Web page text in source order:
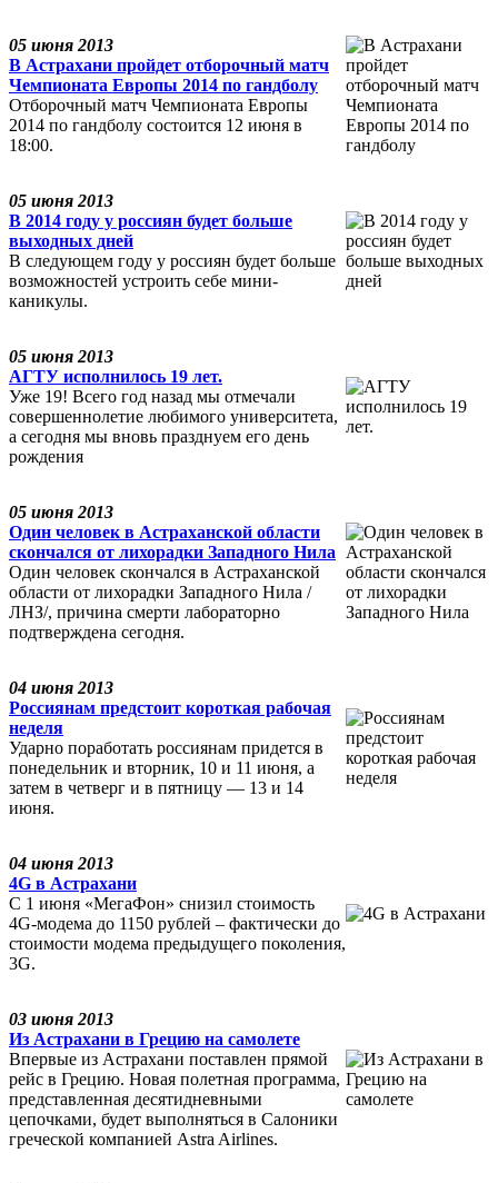
05 июня 2013
В Астрахани пройдет отборочный матч
Чемпионата Европы 2014 по гандболу
Отборочный матч Чемпионата Европы
2014 по гандболу состоится 12 июня в
18:00.
05 июня 2013
В 2014 году у россиян будет больше
выходных дней
В следующем году у россиян будет больше
возможностей устроить себе мини-
каникулы.
05 июня 2013
АГТУ исполнилось 19 лет.
Уже 19! Всего год назад мы отмечали
совершеннолетие любимого университета,
а сегодня мы вновь празднуем его день
рождения
05 июня 2013
Один человек в Астраханской области
скончался от лихорадки Западного Нила
Один человек скончался в Астраханской
области от лихорадки Западного Нила /
ЛНЗ/, причина смерти лабораторно
подтверждена сегодня.
04 июня 2013
Россиянам предстоит короткая рабочая
неделя
Ударно поработать россиянам придется в
понедельник и вторник, 10 и 11 июня, а
затем в четверг и в пятницу — 13 и 14
июня.
04 июня 2013
4G в Астрахани
С 1 июня «МегаФон» снизил стоимость
4G-модема до 1150 рублей – фактически до
стоимости модема предыдущего поколения,
3G.
03 июня 2013
Из Астрахани в Грецию на самолете
Впервые из Астрахани поставлен прямой
рейс в Грецию. Новая полетная программа,
представленная десятидневными
цепочками, будет выполняться в Салоники
греческой компанией Astra Airlines.